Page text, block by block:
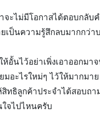
ะไม่มีโอกาสได้ตอบกลับ
ป็นความรู้สึกลบมากกว่า
อั้นไว้อย่าเพิ่งเอาออกมา
อะไรใหม่ๆ ไว้ให้มากมาย
ทธิลูกค้าประจำได้สอบถา
จไปไหนครับ